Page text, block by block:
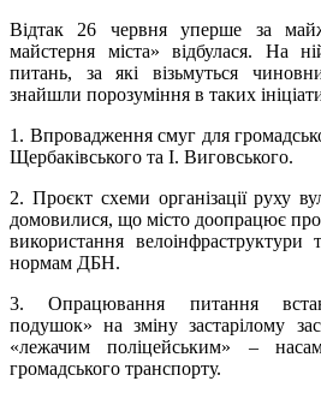
Відтак 26 червня уперше за
майстерня міста» відбулася. На
питань, за які візьмуться
знайшли порозуміння в таких
1. Впровадження смуг для
Щербаківського та І. Виговського.
2. Проєкт схеми організації руху
домовилися, що місто доопрацює
використання велоінфраструктури
нормам ДБН.
3. Опрацювання питання
подушок» на зміну застарілому
«лежачим поліцейським» –
громадського транспорту.